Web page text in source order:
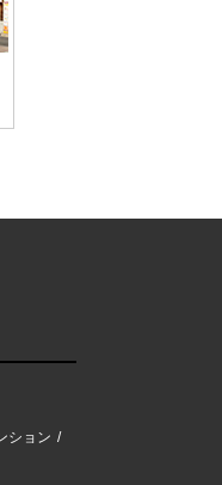
ション